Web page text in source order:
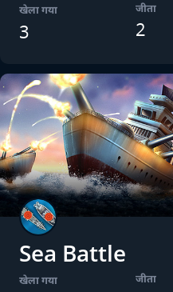
खेला गया
3
जीता
2
Sea Battle
खेला गया जीता